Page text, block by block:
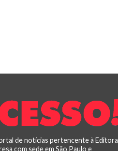
de notícias pertencente à Editora
com sede em São Paulo e